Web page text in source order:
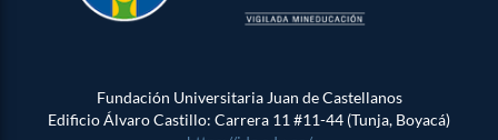
Fundación Universitaria Juan de Castellanos
Edificio Álvaro Castillo: Carrera 11 #11-44 (Tunja, Boyacá)